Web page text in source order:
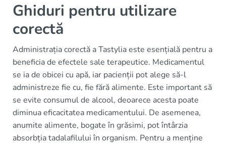
Ghiduri pentru utilizare
corectă
Administrația corectă a Tastylia este esențială pentru a
beneficia de efectele sale terapeutice. Medicamentul
se ia de obicei cu apă, iar pacienții pot alege să-l
administreze fie cu, fie fără alimente. Este important să
se evite consumul de alcool, deoarece acesta poate
diminua eficacitatea medicamentului. De asemenea,
anumite alimente, bogate în grăsimi, pot întârzia
absorbția tadalafilului în organism. Pentru a menține